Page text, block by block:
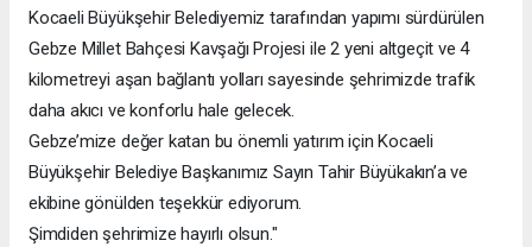
Kocaeli Büyükşehir Belediyemiz tarafından yapımı sürdürülen
Gebze Millet Bahçesi Kavşağı Projesi ile 2 yeni altgeçit ve 4
kilometreyi aşan bağlantı yolları sayesinde şehrimizde trafik
daha akıcı ve konforlu hale gelecek.
Gebze’mize değer katan bu önemli yatırım için Kocaeli
Büyükşehir Belediye Başkanımız Sayın Tahir Büyükakın’a ve
ekibine gönülden teşekkür ediyorum.
Şimdiden şehrimize hayırlı olsun."